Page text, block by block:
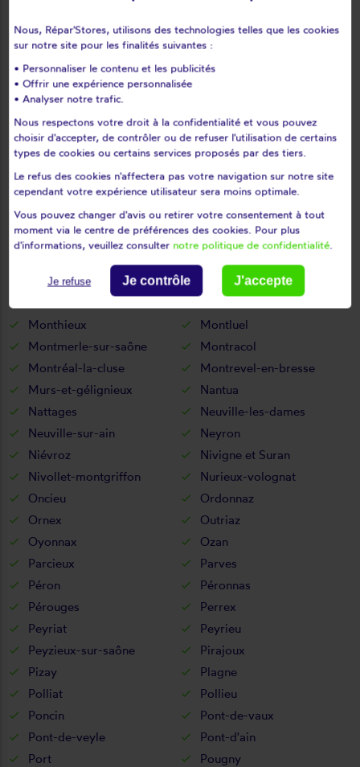
Malafretaz
Mantenay-montlin
Manziat
Marboz
Marchamp
Marlieux
Martignat
Massieux
Matafelon-granges
Meillonnas
Mérignat
Messimy-sur-saône
Meximieux
Mézériat
Mijoux
Mionnay
Miribel
Misérieux
Montagnieu
Montanges
Monthieux
Montluel
Montmerle-sur-saône
Montracol
Montréal-la-cluse
Montrevel-en-bresse
Murs-et-gélignieux
Nantua
Nattages
Neuville-les-dames
Neuville-sur-ain
Neyron
Niévroz
Nivigne et Suran
Nivollet-montgriffon
Nurieux-volognat
Oncieu
Ordonnaz
Ornex
Outriaz
Oyonnax
Ozan
Parcieux
Parves
Péron
Péronnas
Pérouges
Perrex
Peyriat
Peyrieu
Peyzieux-sur-saône
Pirajoux
Pizay
Plagne
Polliat
Pollieu
Poncin
Pont-de-vaux
Pont-de-veyle
Pont-d'ain
Port
Pougny
Nous, Répar'Stores, utilisons des technologies telles que les cookies
sur notre site pour les finalités suivantes :
• Personnaliser le contenu et les publicités
• Offrir une expérience personnalisée
• Analyser notre trafic.
Nous respectons votre droit à la confidentialité et vous pouvez
choisir d'accepter, de contrôler ou de refuser l'utilisation de certains
types de cookies ou certains services proposés par des tiers.
Le refus des cookies n'affectera pas votre navigation sur notre site
cependant votre expérience utilisateur sera moins optimale.
Vous pouvez changer d'avis ou retirer votre consentement à tout
moment via le centre de préférences des cookies. Pour plus
d'informations, veuillez consulter notre politique de confidentialité.
Je refuse Je contrôle J'accepte